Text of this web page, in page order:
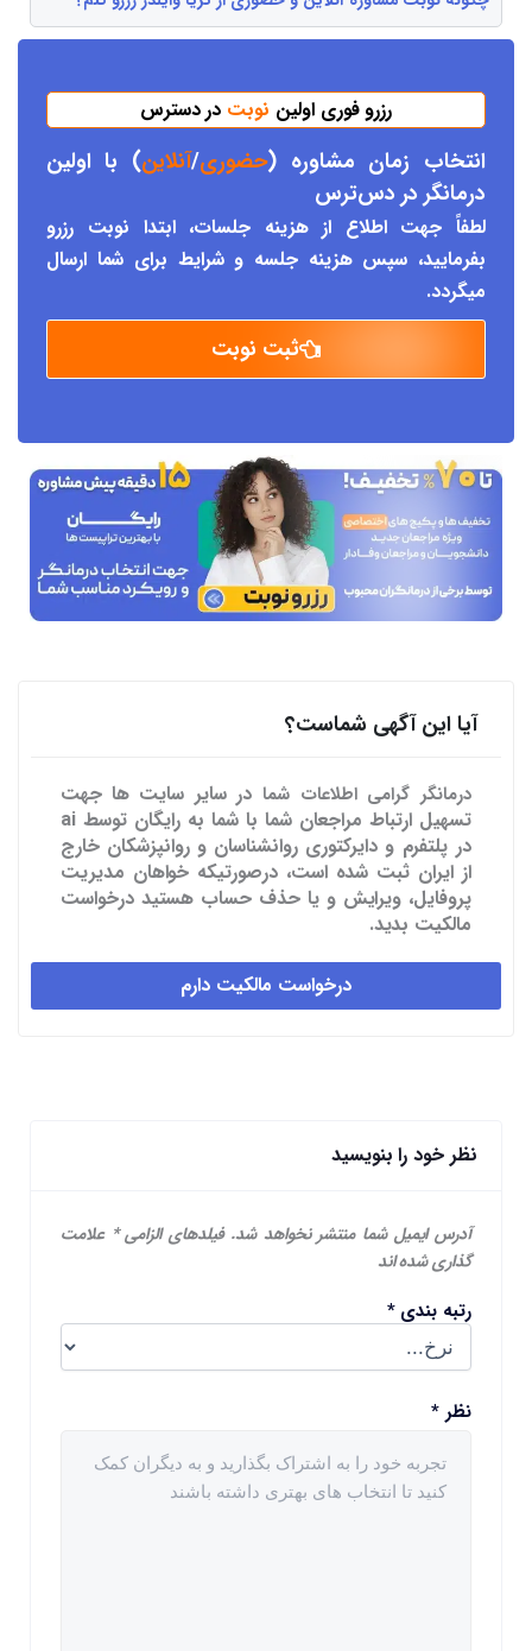
رزرو فوری اولین نوبت در دسترس
انتخاب زمان مشاوره (حضوری/آنلاین) با اولین
درمانگر در دسترس
لطفاً جهت اطلاع از هزینه جلسات، ابتدا نوبت رزرو
بفرمایید، سپس هزینه جلسه و شرایط برای شما ارسال
میگردد.
ثبت نوبت
آیا این آگهی شماست؟
درمانگر گرامی اطلاعات شما در سایر سایت ها جهت
تسهیل ارتباط مراجعان شما با شما به رایگان توسط ai
در پلتفرم و دایرکتوری روانشناسان و روانپزشکان خارج
از ایران ثبت شده است، درصورتیکه خواهان مدیریت
پروفایل، ویرایش و یا حذف حساب هستید درخواست
مالکیت بدید.
درخواست مالکیت دارم
نظر خود را بنویسید
آدرس ایمیل شما منتشر نخواهد شد. فیلدهای الزامی* علامت
گذاری شده اند
رتبه بندی*
نظر *